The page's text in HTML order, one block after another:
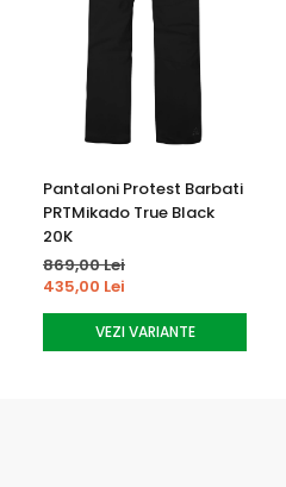
Pantaloni Protest Barbati
PRTMikado True Black
20K
869,00 Lei
435,00 Lei
VEZI VARIANTE